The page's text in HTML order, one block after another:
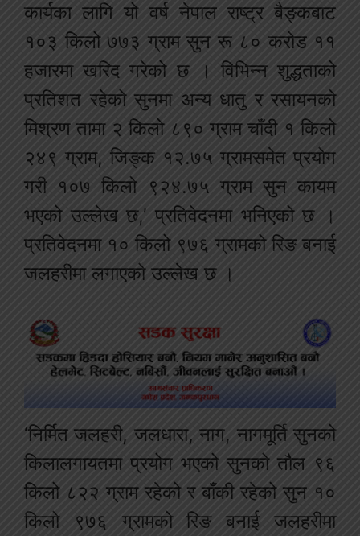
कार्यका लागि यो वर्ष नेपाल राष्ट्र बैङ्कबाट
१०३ किलो ७७३ ग्राम सुन रू ८० करोड ११
हजारमा खरिद गरेको छ । विभिन्न शुद्धताको
प्रतिशत रहेको सुनमा अन्य धातु र रसायनको
मिश्रण तामा २ किलो ८९० ग्राम चाँदी १ किलो
२४९ ग्राम, जिङ्क १२.७५ ग्रामसमेत प्रयोग
गरी १०७ किलो ९२४.७५ ग्राम सुन कायम
भएको उल्लेख छ,’ प्रतिवेदनमा भनिएको छ ।
प्रतिवेदनमा १० किलो ९७६ ग्रामको रिङ बनाई
जलहरीमा लगाएको उल्लेख छ ।
‘निर्मित जलहरी, जलधारा, नाग, नागमूर्ति सुनको
किलालगायतमा प्रयोग भएको सुनको तौल ९६
किलो ८२२ ग्राम रहेको र बाँकी रहेको सुन १०
किलो ९७६ ग्रामको रिङ बनाई जलहरीमा